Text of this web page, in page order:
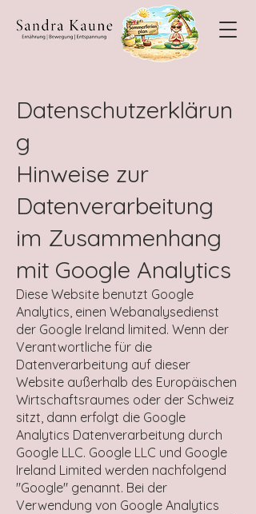
Datenschutzerklärun
g
Hinweise zur
Datenverarbeitung
im Zusammenhang
mit Google Analytics
Diese Website benutzt Google
Analytics, einen Webanalysedienst
der Google Ireland limited. Wenn der
Verantwortliche für die
Datenverarbeitung auf dieser
Website außerhalb des Europäischen
Wirtschaftsraumes oder der Schweiz
sitzt, dann erfolgt die Google
Analytics Datenverarbeitung durch
Google LLC. Google LLC und Google
Ireland Limited werden nachfolgend
"Google" genannt. Bei der
Verwendung von Google Analytics